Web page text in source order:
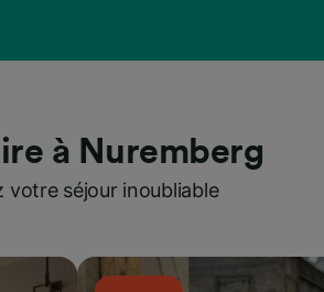
à Nuremberg
votre séjour inoubliable